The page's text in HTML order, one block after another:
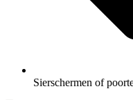
Sierschermen of